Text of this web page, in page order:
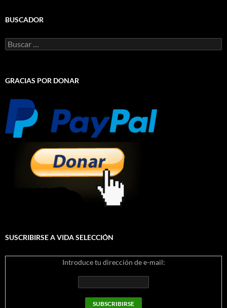
BUSCADOR
Buscar:
GRACIAS POR DONAR
SUSCRIBIRSE A VIDA SELECCIÓN
Introduce tu dirección de e-mail: